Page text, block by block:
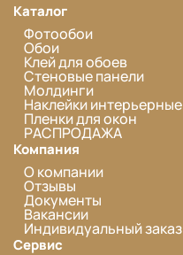
Каталог
Фотообои
Обои
Клей для обоев
Стеновые панели
Молдинги
Наклейки интерьерные
Пленки для окон
РАСПРОДАЖА
Компания
О компании
Отзывы
Документы
Вакансии
Индивидуальный заказ
Сервис